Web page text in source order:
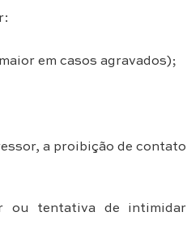
em casos agravados);
a proibição de contato
ou tentativa de intimidar